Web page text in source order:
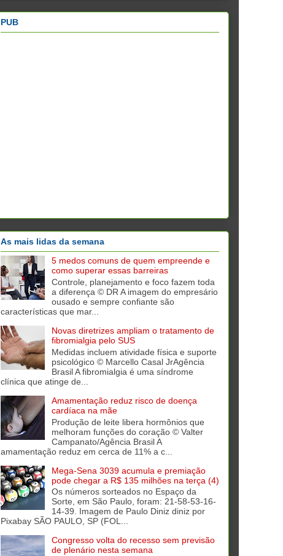
PUB
As mais lidas da semana
5 medos comuns de quem empreende e
como superar essas barreiras
Controle, planejamento e foco fazem toda
a diferença © DR A imagem do empresário
ousado e sempre confiante são
características que mar...
Novas diretrizes ampliam o tratamento de
fibromialgia pelo SUS
Medidas incluem atividade física e suporte
psicológico © Marcello Casal JrAgência
Brasil A fibromialgia é uma síndrome
clínica que atinge de...
Amamentação reduz risco de doença
cardíaca na mãe
Produção de leite libera hormônios que
melhoram funções do coração © Valter
Campanato/Agência Brasil A
amamentação reduz em cerca de 11% a c...
Mega-Sena 3039 acumula e premiação
pode chegar a R$ 135 milhões na terça (4)
Os números sorteados no Espaço da
Sorte, em São Paulo, foram: 21-58-53-16-
14-39. Imagem de Paulo Diniz diniz por
Pixabay SÃO PAULO, SP (FOL...
Congresso volta do recesso sem previsão
de plenário nesta semana